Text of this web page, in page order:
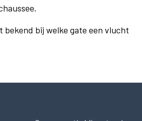
bekend bij welke gate een vlucht